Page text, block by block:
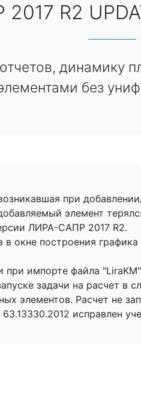
R2
динамику
без
при
элемент
ЛИРА-САПР 2017 R2.
окне построения
при импорте файла
задачи на расчет в
элементов. Расчет не
исправлен